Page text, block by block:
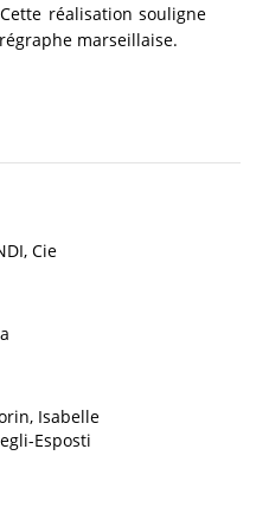
réalisation souligne
marseillaise.
Cie
Isabelle
Esposti